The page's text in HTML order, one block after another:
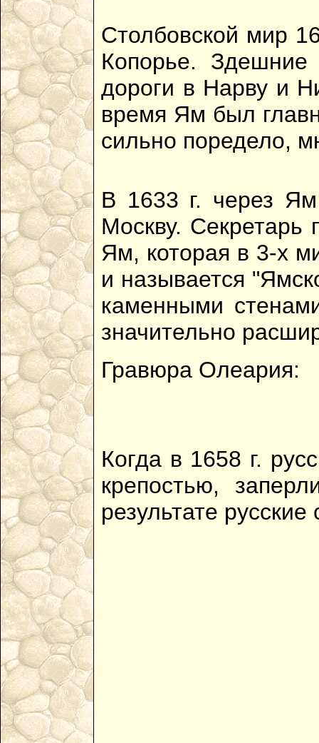
Столбовской мир
Копорье.
дороги в Нарву и
время Ям был
сильно поредело,
В 1633 г. через Ям
Москву. Секретарь
Ям, которая в 3-х
и называется
каменными
значительно
Гравюра Олеария:
Когда в 1658 г.
крепостью,
результате